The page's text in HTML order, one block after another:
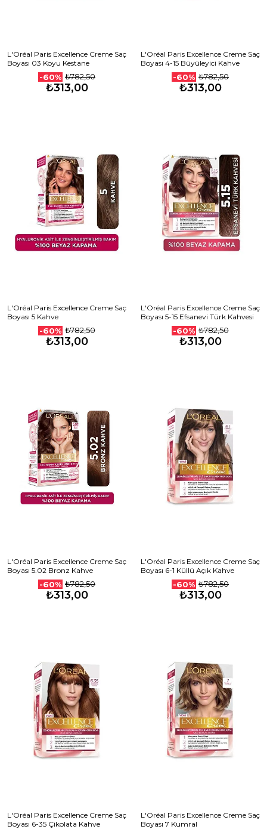
L'Oréal Paris Excellence Creme Saç
Boyası 03 Koyu Kestane
-60% ₺782,50
₺313,00
L'Oréal Paris Excellence Creme Saç
Boyası 4-15 Büyüleyici Kahve
-60% ₺782,50
₺313,00
L'Oréal Paris Excellence Creme Saç
Boyası 5 Kahve
-60% ₺782,50
₺313,00
L'Oréal Paris Excellence Creme Saç
Boyası 5-15 Efsanevi Türk Kahvesi
-60% ₺782,50
₺313,00
L'Oréal Paris Excellence Creme Saç
Boyası 5.02 Bronz Kahve
-60% ₺782,50
₺313,00
L'Oréal Paris Excellence Creme Saç
Boyası 6-1 Küllü Açık Kahve
-60% ₺782,50
₺313,00
L'Oréal Paris Excellence Creme Saç
Boyası 6-35 Çikolata Kahve
L'Oréal Paris Excellence Creme Saç
Boyası 7 Kumral